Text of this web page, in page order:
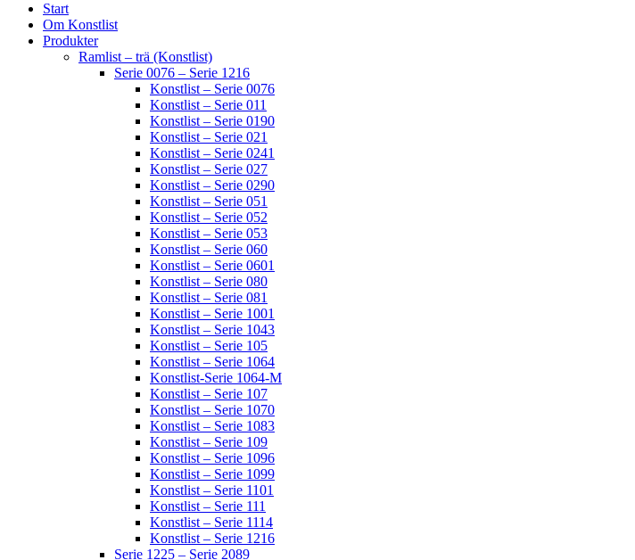
Start
Om Konstlist
Produkter
Ramlist – trä (Konstlist)
Serie 0076 – Serie 1216
Konstlist – Serie 0076
Konstlist – Serie 011
Konstlist – Serie 0190
Konstlist – Serie 021
Konstlist – Serie 0241
Konstlist – Serie 027
Konstlist – Serie 0290
Konstlist – Serie 051
Konstlist – Serie 052
Konstlist – Serie 053
Konstlist – Serie 060
Konstlist – Serie 0601
Konstlist – Serie 080
Konstlist – Serie 081
Konstlist – Serie 1001
Konstlist – Serie 1043
Konstlist – Serie 105
Konstlist – Serie 1064
Konstlist-Serie 1064-M
Konstlist – Serie 107
Konstlist – Serie 1070
Konstlist – Serie 1083
Konstlist – Serie 109
Konstlist – Serie 1096
Konstlist – Serie 1099
Konstlist – Serie 1101
Konstlist – Serie 111
Konstlist – Serie 1114
Konstlist – Serie 1216
Serie 1225 – Serie 2089